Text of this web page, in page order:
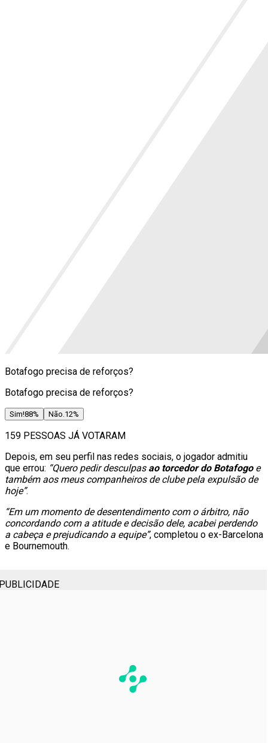
Botafogo precisa de reforços?
Botafogo precisa de reforços?
Sim!88% Não.12%
159 PESSOAS JÁ VOTARAM
Depois, em seu perfil nas redes sociais, o jogador admitiu
que errou: “Quero pedir desculpas ao torcedor do Botafogoe
também aos meus companheiros de clube pela expulsão de
hoje”.
“Em um momento de desentendimento com o árbitro, não
concordando com a atitude e decisão dele, acabei perdendo
a cabeça e prejudicando a equipe”, completou o ex-Barcelona
e Bournemouth.